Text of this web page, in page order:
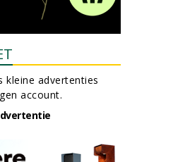
kleine advertenties
account.